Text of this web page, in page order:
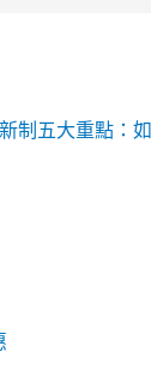
制五大重點：